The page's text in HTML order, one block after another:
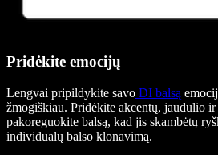
Pridėkite emocijų
Lengvai pripildykite savo DI balsą
žmogiškiau. Pridėkite akcentų, jaudulio
pakoreguokite balsą, kad jis skambėtų
individualų balso klonavimą.